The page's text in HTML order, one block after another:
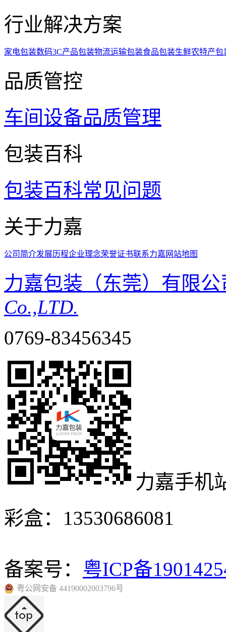
行业解决方案
家电包装数码3C产品包装物流运输包装食品包装生鲜农特产包
品质管控
车间设备品质管理
包装百科
包装百科常见问题
关于力嘉
公司简介发展历程企业理念荣誉证书联系力嘉 网站地图
力嘉包装（东莞）有限
Co.,LTD.
0769-83456345
力嘉手机
彩盒：13530686081
备案号： 粤ICP备
粤公网安备 44190002003796号